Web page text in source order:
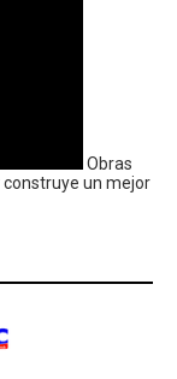
Obras
un mejor